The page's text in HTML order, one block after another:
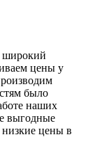
широкий
цены у
было
наших
выгодные
низкие цены в